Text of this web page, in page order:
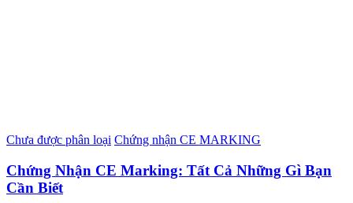
Chưa được phân loại Chứng nhận CE MARKING
Chứng Nhận CE Marking: Tất Cả Những Gì Bạn
Cần Biết